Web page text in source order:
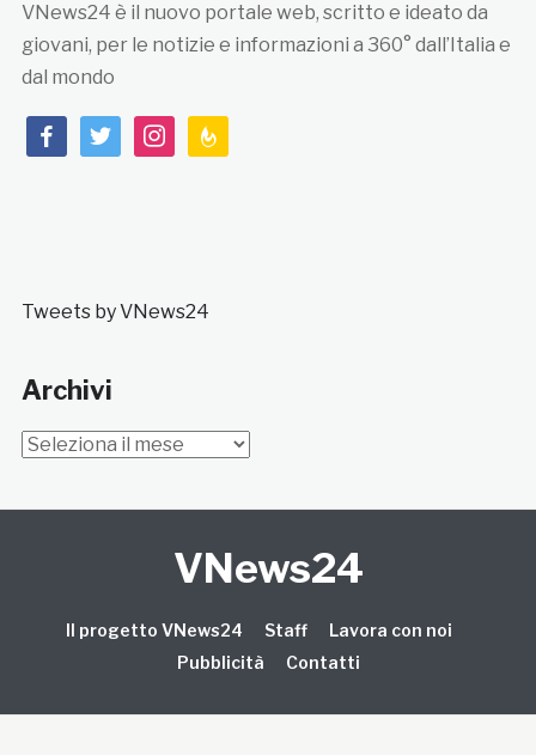
VNews24 è il nuovo portale web, scritto e ideato da
giovani, per le notizie e informazioni a 360° dall’Italia e
dal mondo
facebooktwitterinstagramfeedburner
Tweets by VNews24
Archivi
Archivi
VNews24
Il progetto VNews24 Staff
Lavora con noi
Pubblicità
Contatti